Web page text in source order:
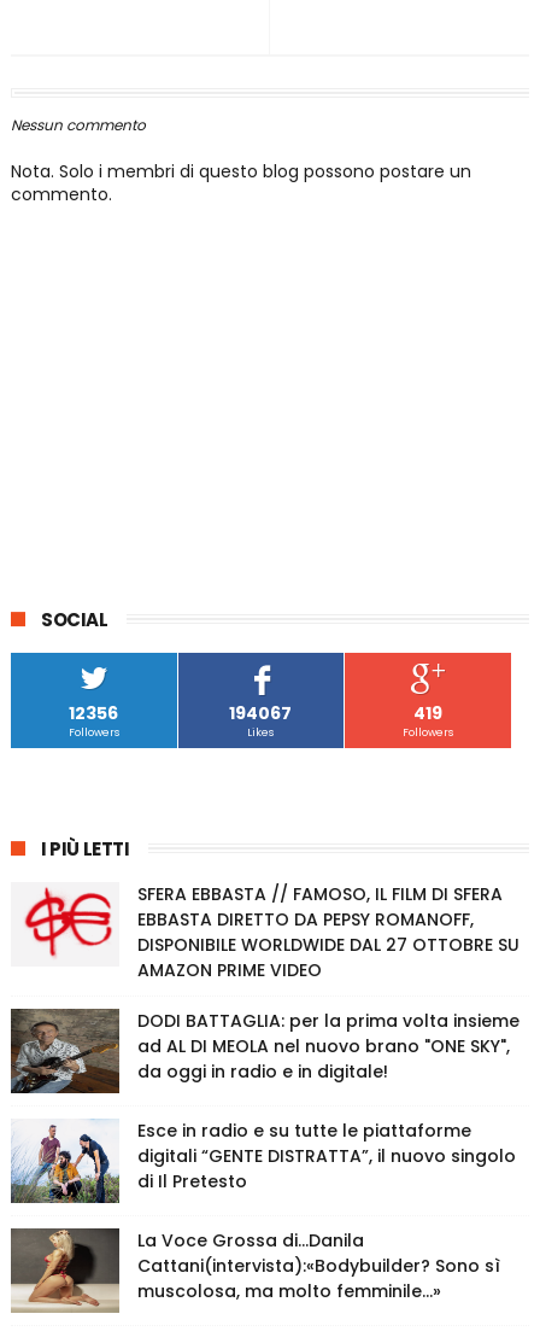
Nessun commento
Nota. Solo i membri di questo blog possono postare un
commento.
SOCIAL
12356
Followers
194067
Likes
419
Followers
I PIÙ LETTI
SFERA EBBASTA // FAMOSO, IL FILM DI SFERA
EBBASTA DIRETTO DA PEPSY ROMANOFF,
DISPONIBILE WORLDWIDE DAL 27 OTTOBRE SU
AMAZON PRIME VIDEO
DODI BATTAGLIA: per la prima volta insieme
ad AL DI MEOLA nel nuovo brano "ONE SKY",
da oggi in radio e in digitale!
Esce in radio e su tutte le piattaforme
digitali “GENTE DISTRATTA”, il nuovo singolo
di Il Pretesto
La Voce Grossa di…Danila
Cattani(intervista):«Bodybuilder? Sono sì
muscolosa, ma molto femminile…»